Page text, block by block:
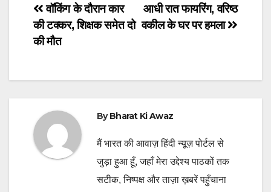
Post
navigation
आधी रात फायरिंग, वरिष्ठ
वकील के घर पर हमला
वॉकिंग के दौरान कार
की टक्कर, शिक्षक समेत दो
की मौत
ByBharat Ki Awaz
मैं भारत की आवाज़ हिंदी न्यूज़ पोर्टल से
जुड़ा हुआ हूँ, जहाँ मेरा उद्देश्य पाठकों तक
सटीक, निष्पक्ष और ताज़ा ख़बरें पहुँचाना